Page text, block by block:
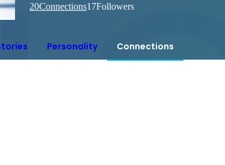
20Connections17Followers
Personality Connections